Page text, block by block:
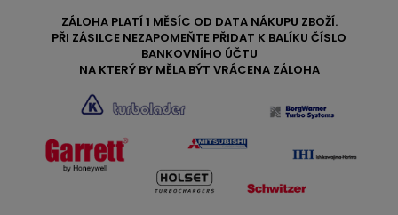
ZÁLOHA PLATÍ 1 MĚSÍC OD DATA NÁKUPU ZBOŽÍ.
PŘI ZÁSILCE NEZAPOMEŇTE PŘIDAT K BALÍKU ČÍSLO
BANKOVNÍHO ÚČTU
NA KTERÝ BY MĚLA BÝT VRÁCENA ZÁLOHA